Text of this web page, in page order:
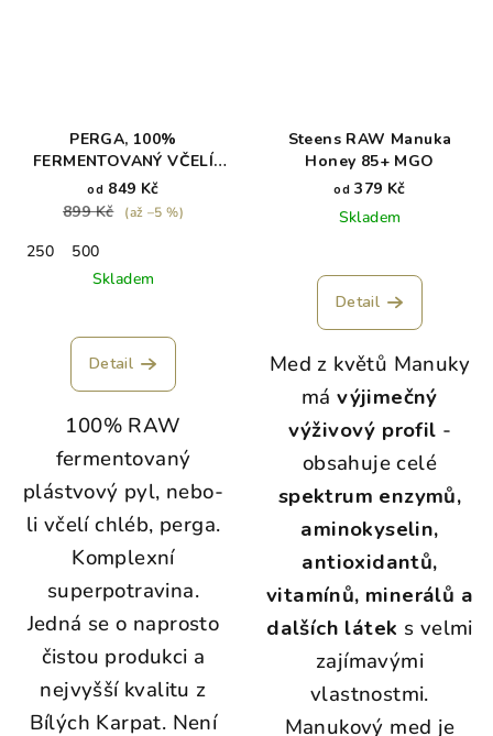
PERGA, 100%
FERMENTOVANÝ VČELÍ
CHLÉB
od 849 Kč
899 Kč
(až –5 %)
250
500
Skladem
Detail
100% RAW
fermentovaný
plástvový pyl, nebo-
li včelí chléb, perga.
Komplexní
superpotravina.
Jedná se o naprosto
čistou produkci a
nejvyšší kvalitu z
Bílých Karpat. Není
Steens RAW Manuka
Honey 85+ MGO
od 379 Kč
Skladem
Detail
Med z květů Manuky
mávýjimečný
výživový profil -
obsahuje celé
spektrum enzymů,
aminokyselin,
antioxidantů,
vitamínů, minerálů a
dalších látek s velmi
zajímavými
vlastnostmi.
Manukový med je